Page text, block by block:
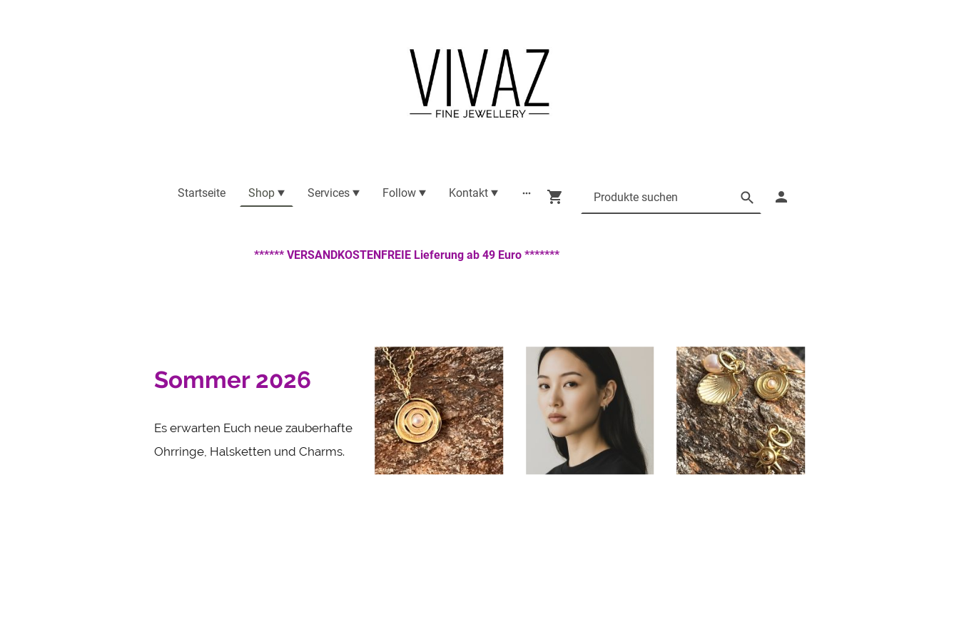
Startseite Shop Services Follow Kontakt
****** VERSANDKOSTENFREIE Lieferung ab 49 Euro *******
Sommer 2026
Es erwarten Euch neue zauberhafte
Ohrringe, Halsketten und Charms.